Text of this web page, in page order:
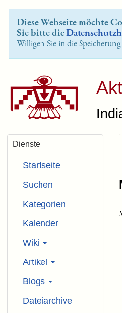
Diese Webseite möchte
Sie bitte die
Willigen Sie in die
Dienste
Startseite
Suchen
Kategorien
Kalender
Wiki
Artikel
Blogs
Dateiarchive